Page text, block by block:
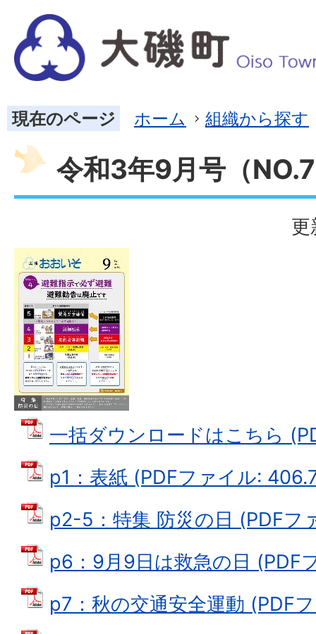
現在のページ ホーム 組織から探す
令和3年9月号（
更
一括ダウンロードはこちら
p1：表紙 (PDFファイル:
p2-5：特集 防災の日 (PDFフ
p6：9月9日は救急の日 (PDF
p7：秋の交通安全運動 (PDF